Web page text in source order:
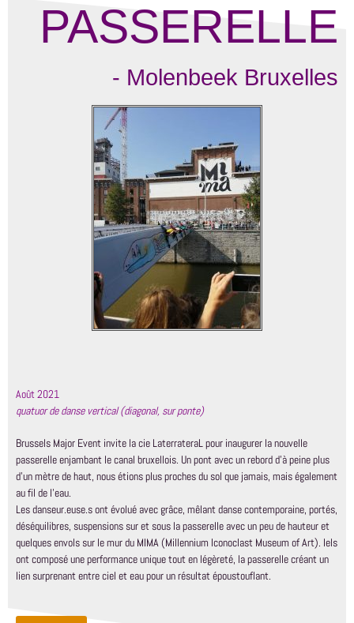
PASSERELLE
- Molenbeek Bruxelles
Août 2021
quatuor de danse vertical (diagonal, sur ponte)
Brussels Major Event invite la cie LaterrateraL pour inaugurer la nouvelle
passerelle enjambant le canal bruxellois. Un pont avec un rebord d’à peine plus
d’un mètre de haut, nous étions plus proches du sol que jamais, mais également
au fil de l’eau.
Les danseur.euse.s ont évolué avec grâce, mêlant danse contemporaine, portés,
déséquilibres, suspensions sur et sous la passerelle avec un peu de hauteur et
quelques envols sur le mur du MIMA (Millennium Iconoclast Museum of Art). Iels
ont composé une performance unique tout en légèreté, la passerelle créant un
lien surprenant entre ciel et eau pour un résultat époustouflant.